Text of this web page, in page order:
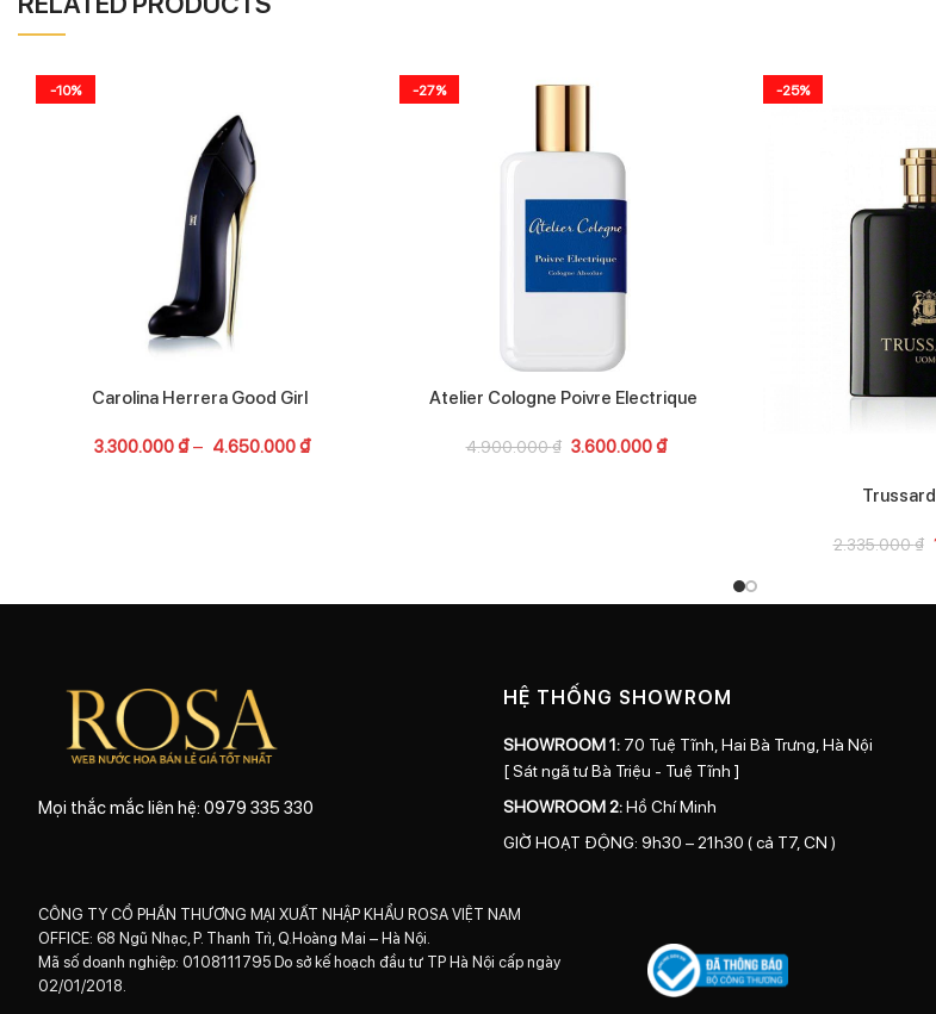
-10%
Carolina Herrera Good Girl
3.300.000₫– 4.650.000₫
-27%
Atelier Cologne Poivre Electrique
4.900.000₫ 3.600.000₫
-25%
2.335.000₫
Mọi thắc mắc liên hệ: 0979 335 330
HỆ THỐNG SHOWROM
SHOWROOM 1: 70 Tuệ Tĩnh, Hai Bà Trưng, Hà Nội
[ Sát ngã tư Bà Triệu - Tuệ Tĩnh ]
SHOWROOM 2:Hồ Chí Minh
GIỜ HOẠT ĐỘNG: 9h30 – 21h30 ( cả T7, CN )
CÔNG TY CỔ PHẦN THƯƠNG MẠI XUẤT NHẬP KHẨU ROSA VIỆT NAM
OFFICE: 68 Ngũ Nhạc, P. Thanh Trì, Q.Hoàng Mai – Hà Nội.
Mã số doanh nghiệp: 0108111795 Do sở kế hoạch đầu tư TP Hà Nội cấp ngày
02/01/2018.